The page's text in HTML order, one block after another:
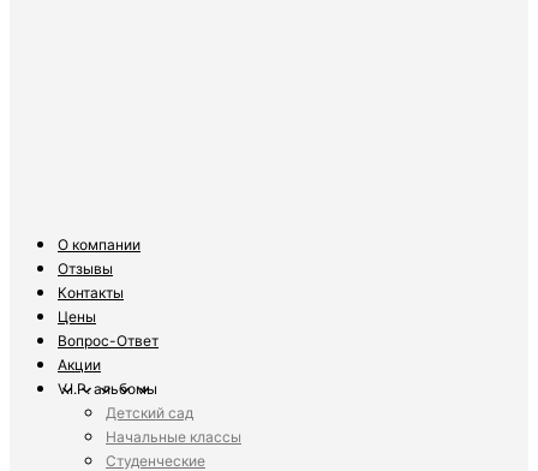
О компании
Отзывы
Контакты
Цены
Вопрос-Ответ
Акции
V.I.P. альбомы
Детский сад
Начальные классы
Студенческие